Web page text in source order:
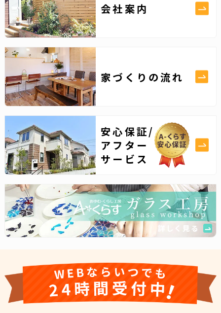
会社案内
家づくりの流れ
安心保証/
アフター
サービス
詳しく見る